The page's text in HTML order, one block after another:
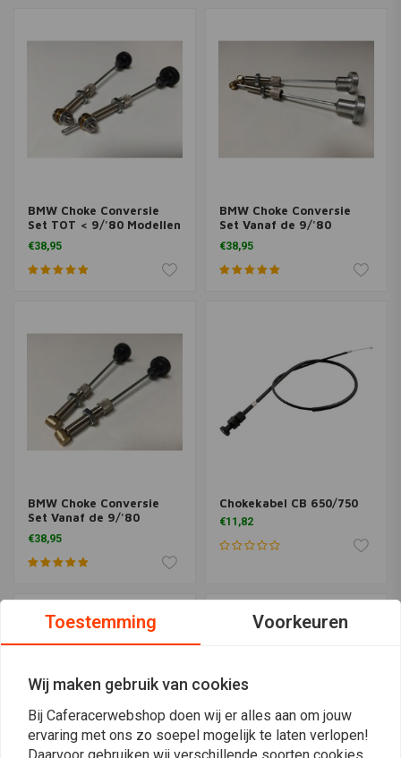
BMW Choke Conversie
Set TOT < 9/'80 Modellen
- Zwart
€38,95
BMW Choke Conversie
Set Vanaf de 9/'80
Modellen - Aluminium
€38,95
BMW Choke Conversie
Set Vanaf de 9/'80
Modellen - Zwart
€38,95
Chokekabel CB 650/750
€11,82
Toestemming Voorkeuren
Wij maken gebruik van cookies
Bij Caferacerwebshop doen wij er alles aan om jouw
ervaring met ons zo soepel mogelijk te laten verlopen!